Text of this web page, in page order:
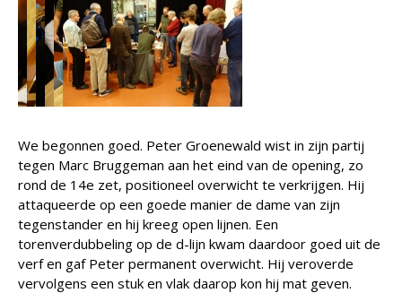
We begonnen goed. Peter Groenewald wist in zijn partij
tegen Marc Bruggeman aan het eind van de opening, zo
rond de 14e zet, positioneel overwicht te verkrijgen. Hij
attaqueerde op een goede manier de dame van zijn
tegenstander en hij kreeg open lijnen. Een
torenverdubbeling op de d-lijn kwam daardoor goed uit de
verf en gaf Peter permanent overwicht. Hij veroverde
vervolgens een stuk en vlak daarop kon hij mat geven.